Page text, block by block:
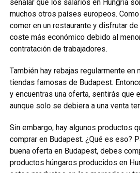
señalar que los salarios en Hungría
muchos otros países europeos.
comer en un restaurante y disfrutar
coste más económico debido al
contratación de trabajadores.
También hay rebajas regularmente en
tiendas famosas de Budapest.
y encuentras una oferta, sentirás que
aunque solo se debiera a una venta
Sin embargo, hay algunos productos
comprar en Budapest. ¿Qué es eso?
buena oferta en Budapest, debes
productos húngaros producidos en